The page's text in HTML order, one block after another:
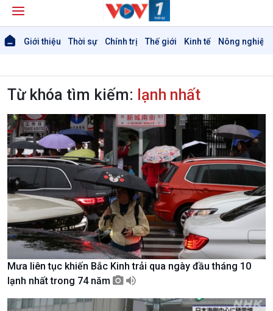
Giới thiệu Thời sự Chính trị Thế giới Kinh tế Nông nghiệp
Giới thiệu
Thời sự
Thời sự 6h
Thời sự 12h
Thời sự 18h
Thời sự 21h30
Bản tin
Chuyên mục
Theo dòng Thời sự
Từ khóa tìm kiếm: lạnh nhất
Mưa liên tục khiến Bắc Kinh trải qua ngày đầu tháng 10
lạnh nhất trong 74 năm